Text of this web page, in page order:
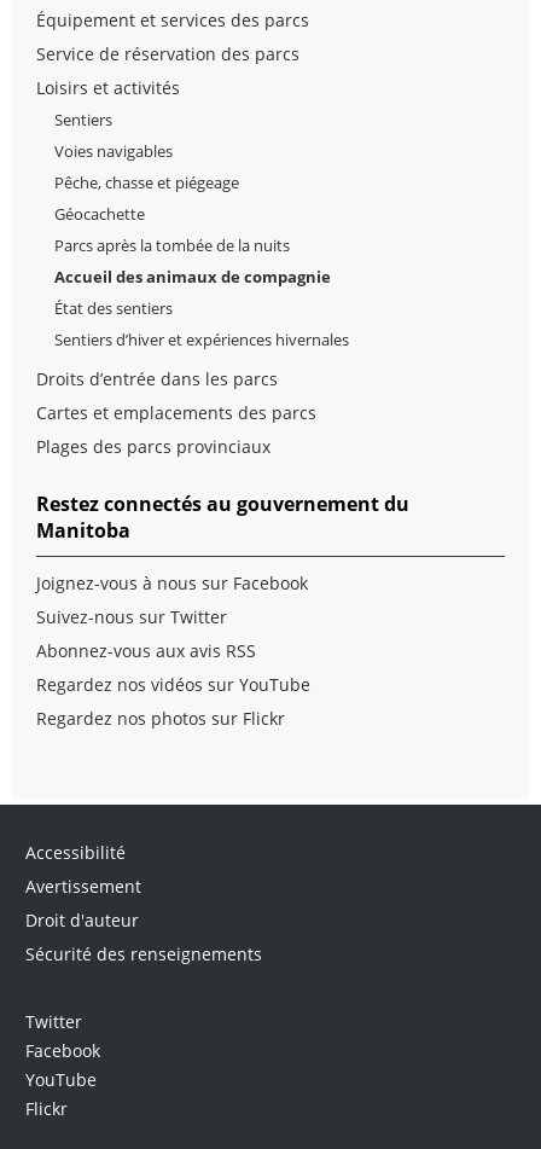
Équipement et services des parcs
Service de réservation des parcs
Loisirs et activités
Sentiers
Voies navigables
Pêche, chasse et piégeage
Géocachette
Parcs après la tombée de la nuits
Accueil des animaux de compagnie
État des sentiers
Sentiers d’hiver et expériences hivernales
Droits d’entrée dans les parcs
Cartes et emplacements des parcs
Plages des parcs provinciaux
Restez connectés au gouvernement du
Manitoba
Joignez-vous à nous sur Facebook
Suivez-nous sur Twitter
Abonnez-vous aux avis RSS
Regardez nos vidéos sur YouTube
Regardez nos photos sur Flickr
Accessibilité
Avertissement
Droit d'auteur
Sécurité des renseignements
Twitter
Facebook
YouTube
Flickr